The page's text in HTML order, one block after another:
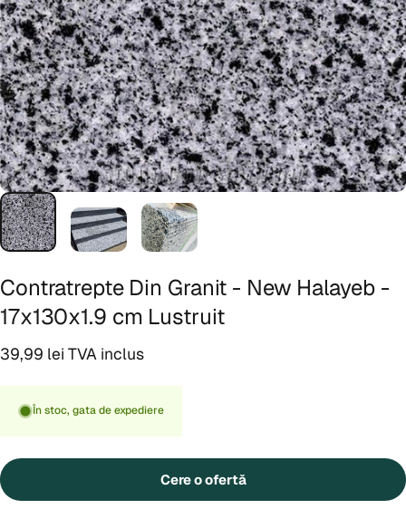
Contratrepte Din Granit - New Halayeb -
17x130x1.9 cm Lustruit
39,99 lei TVA inclus
În stoc, gata de expediere
Cere o ofertă